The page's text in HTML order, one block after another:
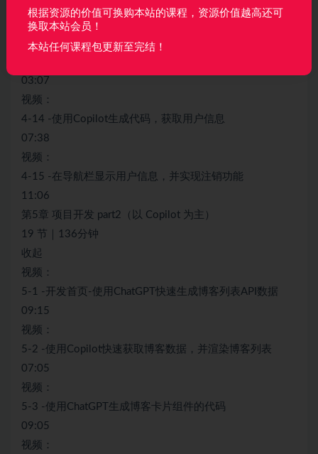
视频：
4-13 -使用Copilot快速生成Pinia代码，存储和管理用户信
03:07
视频：
4-14 -使用Copilot生成代码，获取用户信息
07:38
视频：
4-15 -在导航栏显示用户信息，并实现注销功能
11:06
第5章 项目开发 part2（以 Copilot 为主）
19 节｜136分钟
收起
视频：
5-1 -开发首页-使用ChatGPT快速生成博客列表API数据
09:15
视频：
5-2 -使用Copilot快速获取博客数据，并渲染博客列表
07:05
视频：
5-3 -使用ChatGPT生成博客卡片组件的代码
09:05
视频：
根据资源的价值可换购本站的课程，资源价值越高还可
换取本站会员！
本站任何课程包更新至完结！